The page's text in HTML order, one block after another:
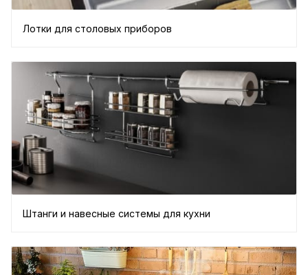
Лотки для столовых приборов
Штанги и навесные системы для кухни